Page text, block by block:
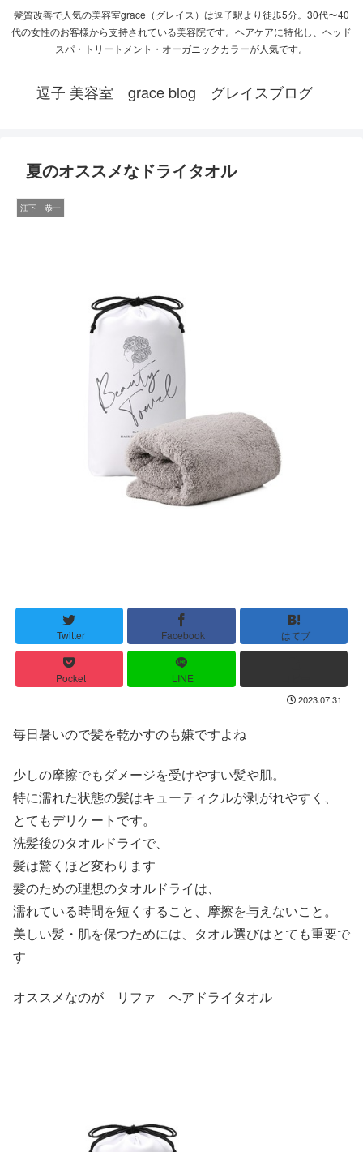
髪質改善で人気の美容室grace（グレイス）は逗子駅より徒歩5分。30代〜40
代の女性のお客様から支持されている美容院です。ヘアケアに特化し、ヘッド
スパ・トリートメント・オーガニックカラーが人気です。
逗子 美容室 grace blog グレイスブログ
夏のオススメなドライタオル
江下 恭一
Twitter Facebook はてブ
Pocket LINE
2023.07.31
毎日暑いので髪を乾かすのも嫌ですよね
少しの摩擦でもダメージを受けやすい髪や肌。
特に濡れた状態の髪はキューティクルが剥がれやすく、
とてもデリケートです。
洗髪後のタオルドライで、
髪は驚くほど変わります
髪のための理想のタオルドライは、
濡れている時間を短くすること、摩擦を与えないこと。
美しい髪・肌を保つためには、タオル選びはとても重要で
す
オススメなのが リファ ヘアドライタオル